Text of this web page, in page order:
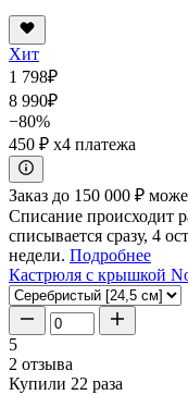
Хит
1 798₽
8 990₽
−80%
450 ₽ x4 платежа
Заказ до 150 000 ₽
Списание происходит
списывается сразу, 4
недели. Подробнее
Кастрюля с крышкой
5
2 отзыва
Купили 22 раза